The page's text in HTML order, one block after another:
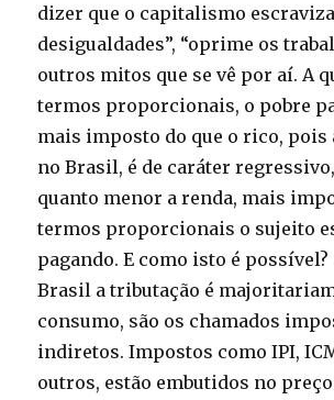
dizer que o capitalismo
desigualdades”, “oprime os
outros mitos que se vê por aí. A
termos proporcionais, o pobre
mais imposto do que o rico, pois
no Brasil, é de caráter
quanto menor a renda, mais
termos proporcionais o sujeito
pagando. E como isto é
Brasil a tributação é
consumo, são os chamados
indiretos. Impostos como IPI,
outros, estão embutidos no